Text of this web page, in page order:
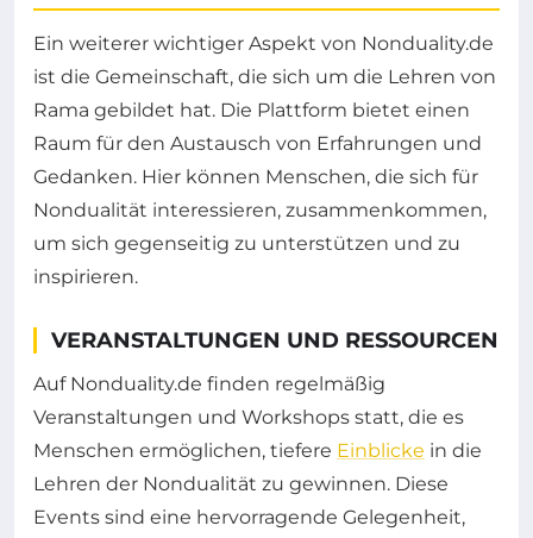
Ein weiterer wichtiger Aspekt von Nonduality.de
ist die Gemeinschaft, die sich um die Lehren von
Rama gebildet hat. Die Plattform bietet einen
Raum für den Austausch von Erfahrungen und
Gedanken. Hier können Menschen, die sich für
Nondualität interessieren, zusammenkommen,
um sich gegenseitig zu unterstützen und zu
inspirieren.
VERANSTALTUNGEN UND RESSOURCEN
Auf Nonduality.de finden regelmäßig
Veranstaltungen und Workshops statt, die es
Menschen ermöglichen, tiefere Einblicke in die
Lehren der Nondualität zu gewinnen. Diese
Events sind eine hervorragende Gelegenheit,